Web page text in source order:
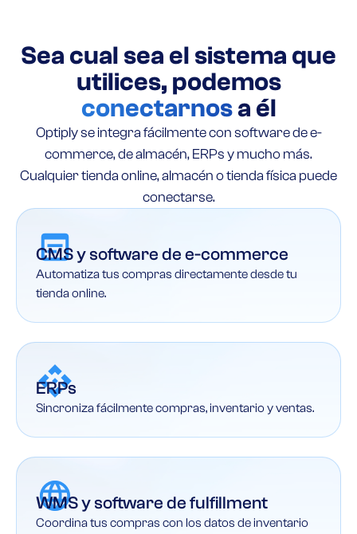
Sea cual sea el sistema que
utilices, podemos
conectarnosa él
Optiply se integra fácilmente con software de e-
commerce, de almacén, ERPs y mucho más.
Cualquier tienda online, almacén o tienda física puede
conectarse.
CMS y software de e-commerce
Automatiza tus compras directamente desde tu
tienda online.
ERPs
Sincroniza fácilmente compras, inventario y ventas.
WMS y software de fulfillment
Coordina tus compras con los datos de inventario